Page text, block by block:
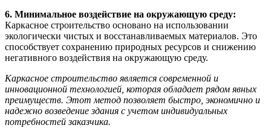
6. Минимальное воздействие на окружающую среду:
Каркасное строительство основано на использовании
экологически чистых и восстанавливаемых материалов. Это
способствует сохранению природных ресурсов и снижению
негативного воздействия на окружающую среду.
Каркасное строительство является современной и
инновационной технологией, которая обладает рядом явных
преимуществ. Этот метод позволяет быстро, экономично и
надежно возведение здания с учетом индивидуальных
потребностей заказчика.